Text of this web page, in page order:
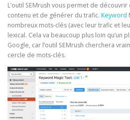
L’outil SEMrush vous permet de
contenu et de générer du trafic. Keyword
nombreux mots-clés (avec leur trafic et
lexical. Cela va beaucoup plus loin qu’un
Google, car l’outil SEMrush cherchera
cercle de mots-clés.